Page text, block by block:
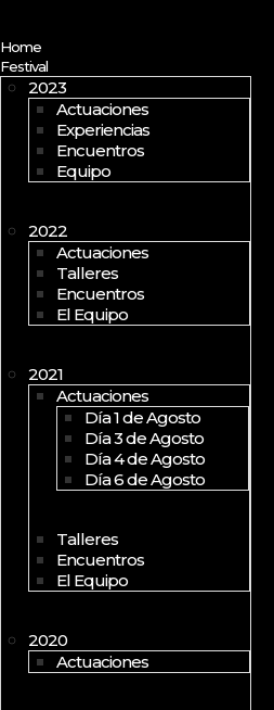
Home
Festival
2023
Actuaciones
Experiencias
Encuentros
Equipo
2022
Actuaciones
Talleres
Encuentros
El Equipo
2021
Actuaciones
Día 1 de Agosto
Día 3 de Agosto
Día 4 de Agosto
Día 6 de Agosto
Talleres
Encuentros
El Equipo
2020
Actuaciones